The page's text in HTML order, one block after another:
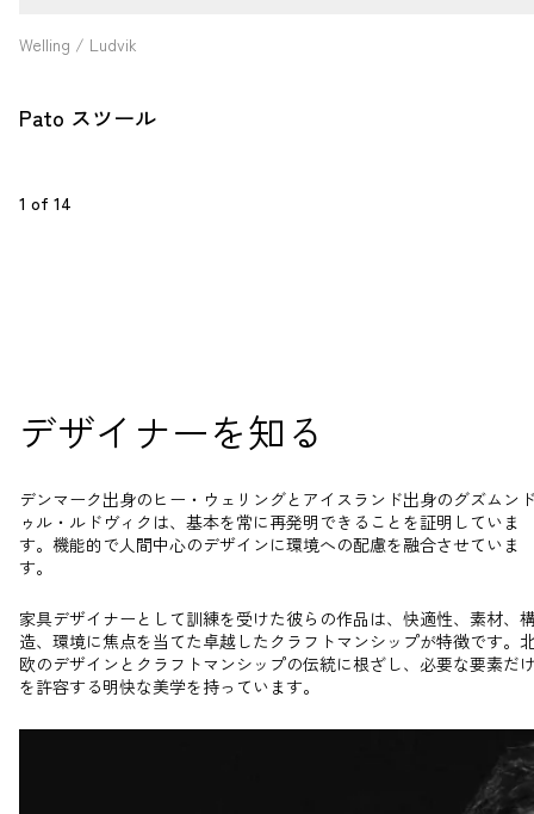
Welling / Ludvik
Pato スツール
1 of 14
デザイナーを知る
デンマーク出身のヒー・ウェリングとアイスランド出身のグズムン
ゥル・ルドヴィクは、基本を常に再発明できることを証明していま
す。機能的で人間中心のデザインに環境への配慮を融合させていま
す。
家具デザイナーとして訓練を受けた彼らの作品は、快適性、素材、
造、環境に焦点を当てた卓越したクラフトマンシップが特徴です。
欧のデザインとクラフトマンシップの伝統に根ざし、必要な要素だ
を許容する明快な美学を持っています。